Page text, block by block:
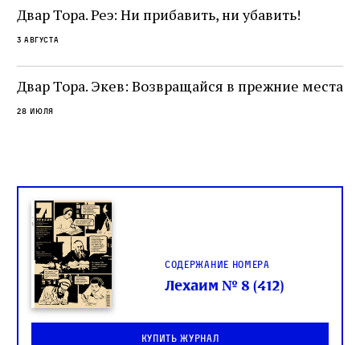
не просто покровитель переводчиков,
окружённый книгами. Перед нами человек,
одно решение которого вызвало возмущение
целой общины и стало частью многовекового
спора о том, кому принадлежит последнее
слово в переводе Библии
Двар Тора. Реэ: Ни прибавить, ни убавить!
3 августа
Двар Тора. Экев: Возвращайся в прежние места
28 июля
Содержание номера
Лехаим № 8 (412)
Купить журнал